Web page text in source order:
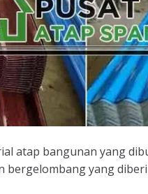
atap bangunan yang
yang